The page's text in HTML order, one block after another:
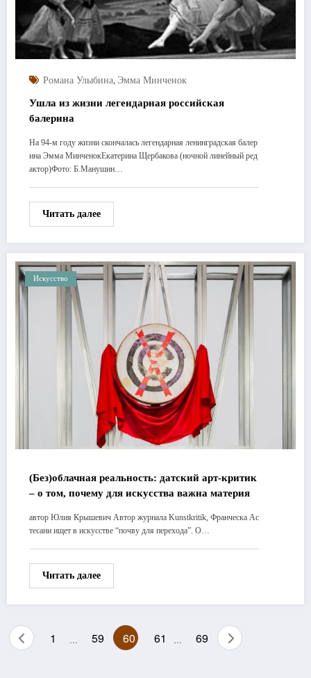
Романа Улыбина, Эмма Минченок
Ушла из жизни легендарная российская
балерина
На 94-м году жизни скончалась легендарная ленинградская балер
ина Эмма МинченокЕкатерина Щербакова (ночной линейный ред
актор)Фото: Б.Манушин…
Читать далее
Искусство
(Без)облачная реальность: датский арт-критик
– о том, почему для искусства важна материя
автор Юлия Крышевич Автор журнала Kunstkritik, Франческа Ас
тесани ищет в искусстве “почву для перехода”. О…
Читать далее
Пагинация
1 59 60 61 69